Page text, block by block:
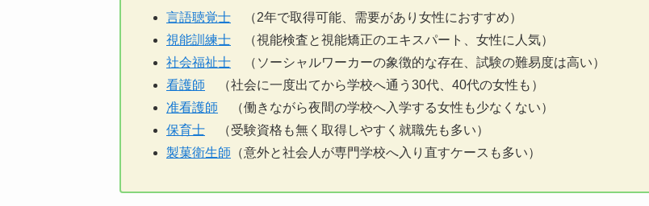
言語聴覚士 （2年で取得可能、需要があり女性におすすめ）
視能訓練士 （視能検査と視能矯正のエキスパート、女性に人気）
社会福祉士 （ソーシャルワーカーの象徴的な存在、試験の難易度は高い）
看護師 （社会に一度出てから学校へ通う30代、40代の女性も）
准看護師 （働きながら夜間の学校へ入学する女性も少なくない）
保育士 （受験資格も無く取得しやすく就職先も多い）
製菓衛生師 （意外と社会人が専門学校へ入り直すケースも多い）